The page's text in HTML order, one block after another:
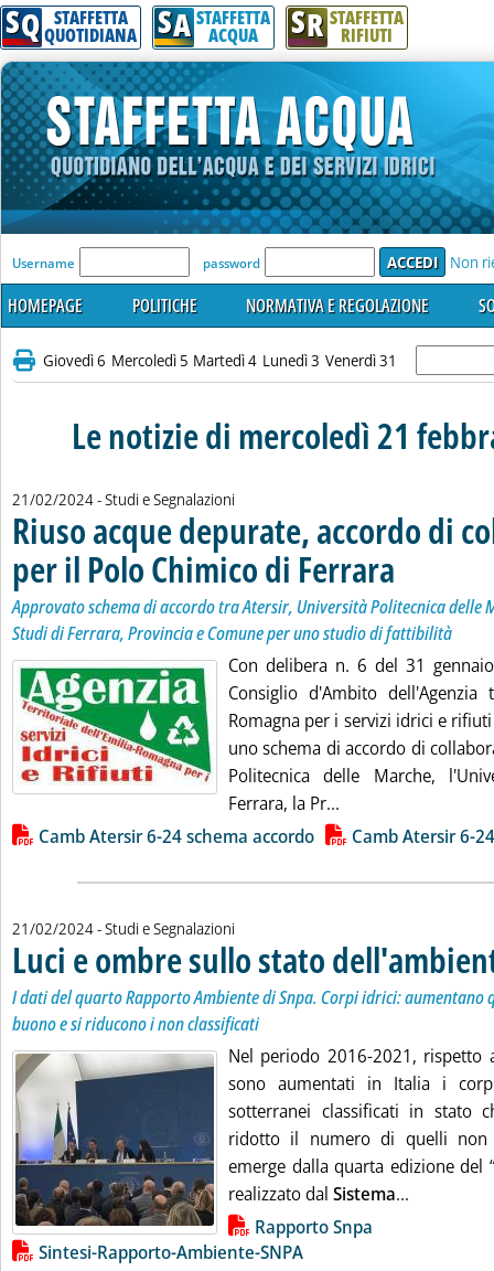
SQ STAFFETTA
QUOTIDIANA SA STAFFETTA
ACQUA SR STAFFETTA
RIFIUTI
'Modulo Login per accedere'
Username password Non
HOMEPAGE POLITICHE NORMATIVA E REGOLAZIONE
Giovedì 6 Mercoledì 5 Martedì 4 Lunedì 3 Venerdì 31
Le notizie di mercoledì 21
21/02/2024- Studi e Segnalazioni
Riuso acque depurate, accordo di
per il Polo Chimico di Ferrara
Approvato schema di accordo tra Atersir, Università Politecnica delle
Studi di Ferrara, Provincia e Comune per uno studio di fattibilità
Con delibera n. 6 del 31
Consiglio d'Ambito dell'Agenzia
Romagna per i servizi idrici e
uno schema di accordo di
Politecnica delle Marche,
Ferrara, la Pr...
Lista allegati PDF alla notizia
Camb Atersir 6-24 schema accordo Camb Atersir 6-24
21/02/2024- Studi e Segnalazioni
Luci e ombre sullo stato
I dati del quarto Rapporto Ambiente di Snpa. Corpi idrici: aumentano
buono e si riducono i non classificati
Nel periodo 2016-2021, rispetto
sono aumentati in Italia i
sotterranei classificati in stato
ridotto il numero di quelli non
emerge dalla quarta edizione del “
realizzato dal Sistema...
Lista allegati PDF alla notizia
Rapporto Snpa
Sintesi-Rapporto-Ambiente-SNPA